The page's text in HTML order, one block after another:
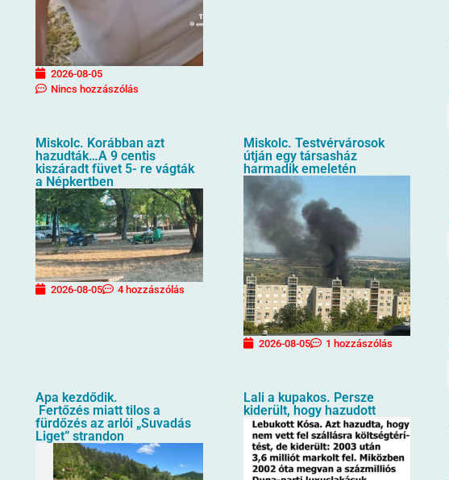
2026-08-05
Nincs hozzászólás
Miskolc. Korábban azt
hazudták…A 9 centis
kiszáradt füvet 5- re vágták
a Népkertben
2026-08-05 4 hozzászólás
Miskolc. Testvérvárosok
útján egy társasház
harmadik emeletén
2026-08-05 1 hozzászólás
Apa kezdődik.
Fertőzés miatt tilos a
fürdőzés az arlói „Suvadás
Liget” strandon
Lali a kupakos. Persze
kiderült, hogy hazudott